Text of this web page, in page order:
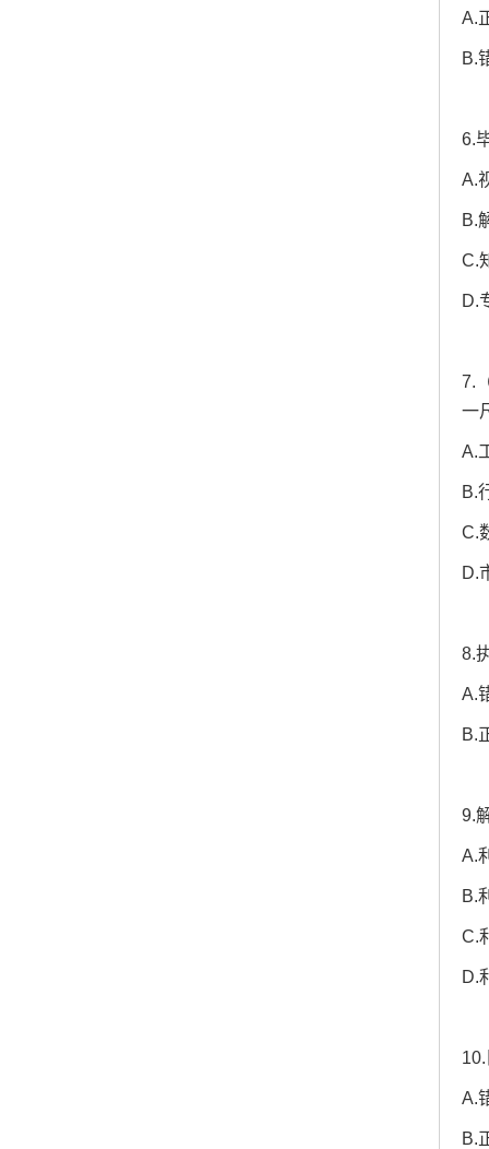
A.
B.
6.
A.
B.
C.
D.
7.
一
A.
B.
C.
D.
8.
A.
B.
9.
A.
B.
C.
D.
A.
B.